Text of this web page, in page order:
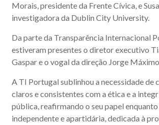
Morais, presidente da Frente Cívica, e
investigadora da Dublin City University.
Da parte da Transparência Internacional
estiveram presentes o diretor executivo
Gaspar e o vogal da direção Jorge
A TI Portugal sublinhou a necessidade de
claros e consistentes com a ética e a
pública, reafirmando o seu papel
independente e apartidária, dedicada à